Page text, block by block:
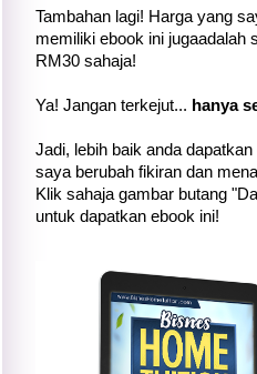
Tambahan lagi! Harga yang
memiliki ebook ini jugaadalah
RM30 sahaja!
Ya! Jangan terkejut... hanya
Jadi, lebih baik anda
saya berubah fikiran dan
Klik sahaja gambar butang
untuk dapatkan ebook ini!